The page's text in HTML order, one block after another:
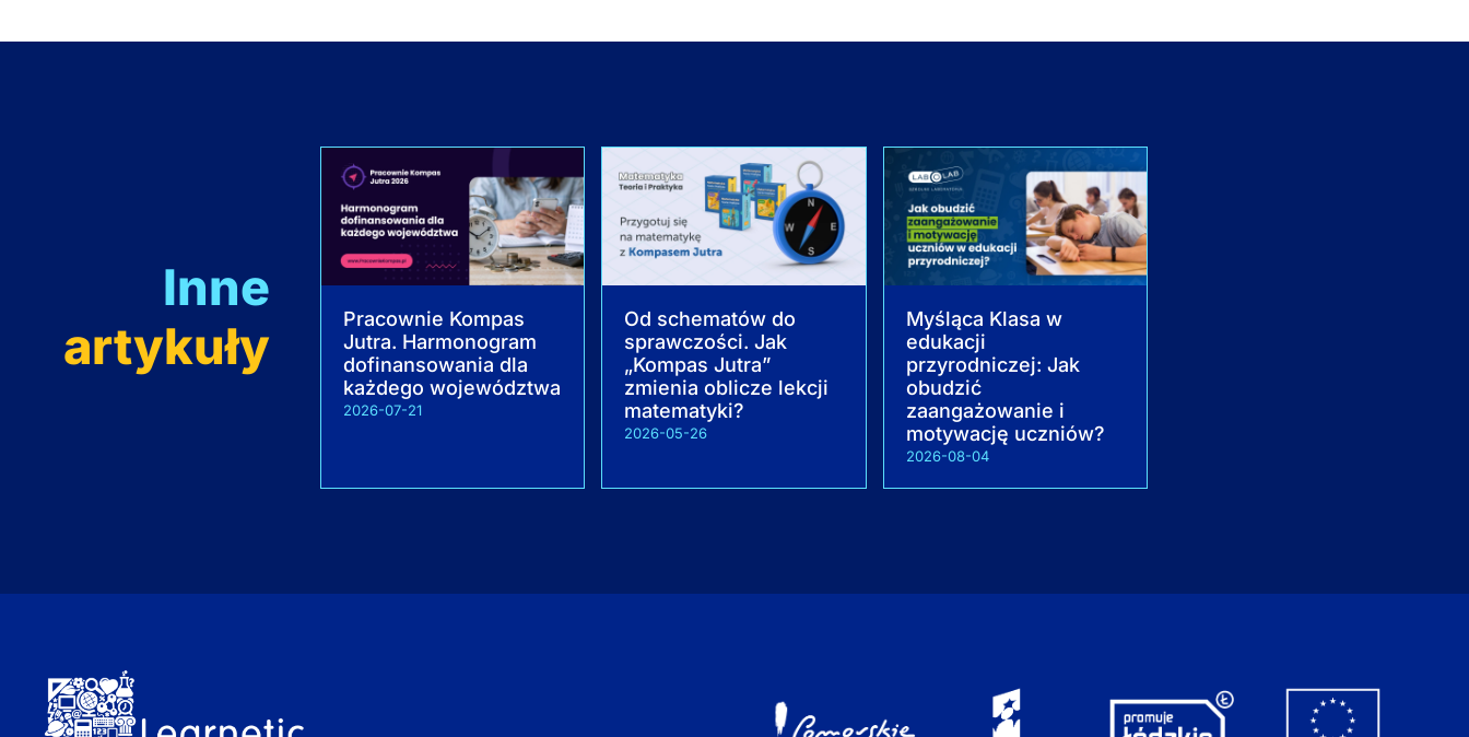
Inne
artykuły
Pracownie Kompas
Jutra. Harmonogram
dofinansowania dla
każdego województwa
2026-07-21
Od schematów do
sprawczości. Jak
„Kompas Jutra”
zmienia oblicze lekcji
matematyki?
2026-05-26
Myśląca Klasa w
edukacji
przyrodniczej: Jak
obudzić
zaangażowanie i
motywację uczniów?
2026-08-04